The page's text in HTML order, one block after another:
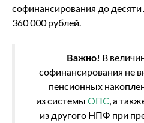
софинансирования до
360 000 рублей.
Важно! В
софинансирования не
пенсионных
из системы ОПС, а
из другого НПФ при